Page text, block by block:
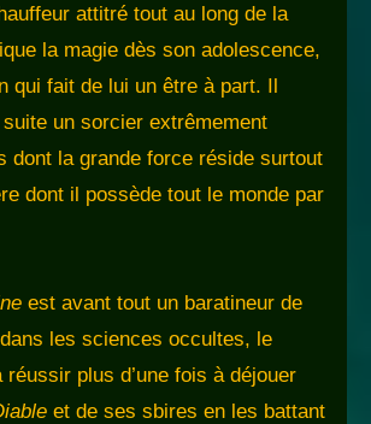
attitré tout au long de la
la magie dès son adolescence,
qui fait de lui un être à part. Il
un sorcier extrêmement
dont la grande force réside surtout
dont il possède tout le monde par
est avant tout un baratineur de
les sciences occultes, le
réussir plus d’une fois à déjouer
et de ses sbires en les battant